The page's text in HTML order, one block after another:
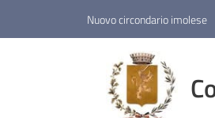
Nuovo circondario imolese